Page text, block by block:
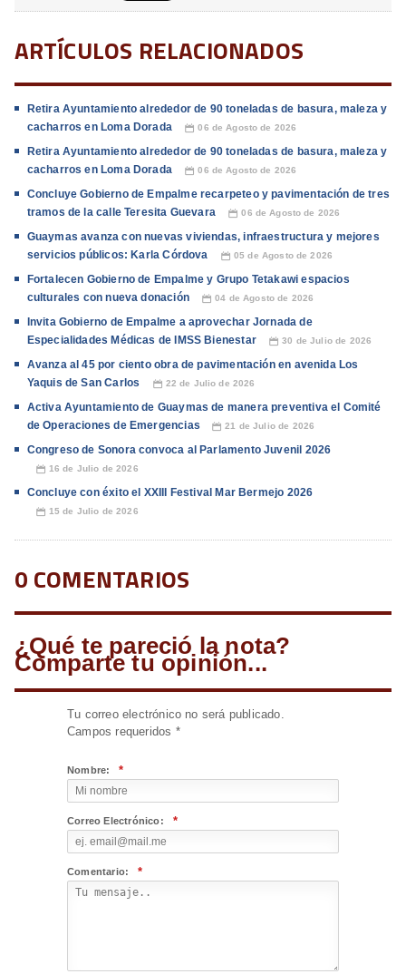
ARTÍCULOS RELACIONADOS
Retira Ayuntamiento alrededor de 90 toneladas de basura, maleza y
cacharros en Loma Dorada
📅 06 de Agosto de 2026
Retira Ayuntamiento alrededor de 90 toneladas de basura, maleza y
cacharros en Loma Dorada
📅 06 de Agosto de 2026
Concluye Gobierno de Empalme recarpeteo y pavimentación de tres
tramos de la calle Teresita Guevara
📅 06 de Agosto de 2026
Guaymas avanza con nuevas viviendas, infraestructura y mejores
servicios públicos: Karla Córdova
📅 05 de Agosto de 2026
Fortalecen Gobierno de Empalme y Grupo Tetakawi espacios
culturales con nueva donación
📅 04 de Agosto de 2026
Invita Gobierno de Empalme a aprovechar Jornada de
Especialidades Médicas de IMSS Bienestar
📅 30 de Julio de 2026
Avanza al 45 por ciento obra de pavimentación en avenida Los
Yaquis de San Carlos
📅 22 de Julio de 2026
Activa Ayuntamiento de Guaymas de manera preventiva el Comité
de Operaciones de Emergencias
📅 21 de Julio de 2026
Congreso de Sonora convoca al Parlamento Juvenil 2026
📅 16 de Julio de 2026
Concluye con éxito el XXIII Festival Mar Bermejo 2026
📅 15 de Julio de 2026
0 COMENTARIOS
¿Qué te pareció la nota?
Comparte tu opinión...
Tu correo electrónico no será publicado.
Campos requeridos *
Nombre: *
Correo Electrónico: *
Comentario: *